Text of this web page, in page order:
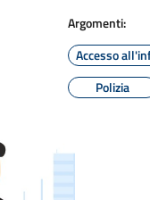
Argomenti:
Accesso
Polizia